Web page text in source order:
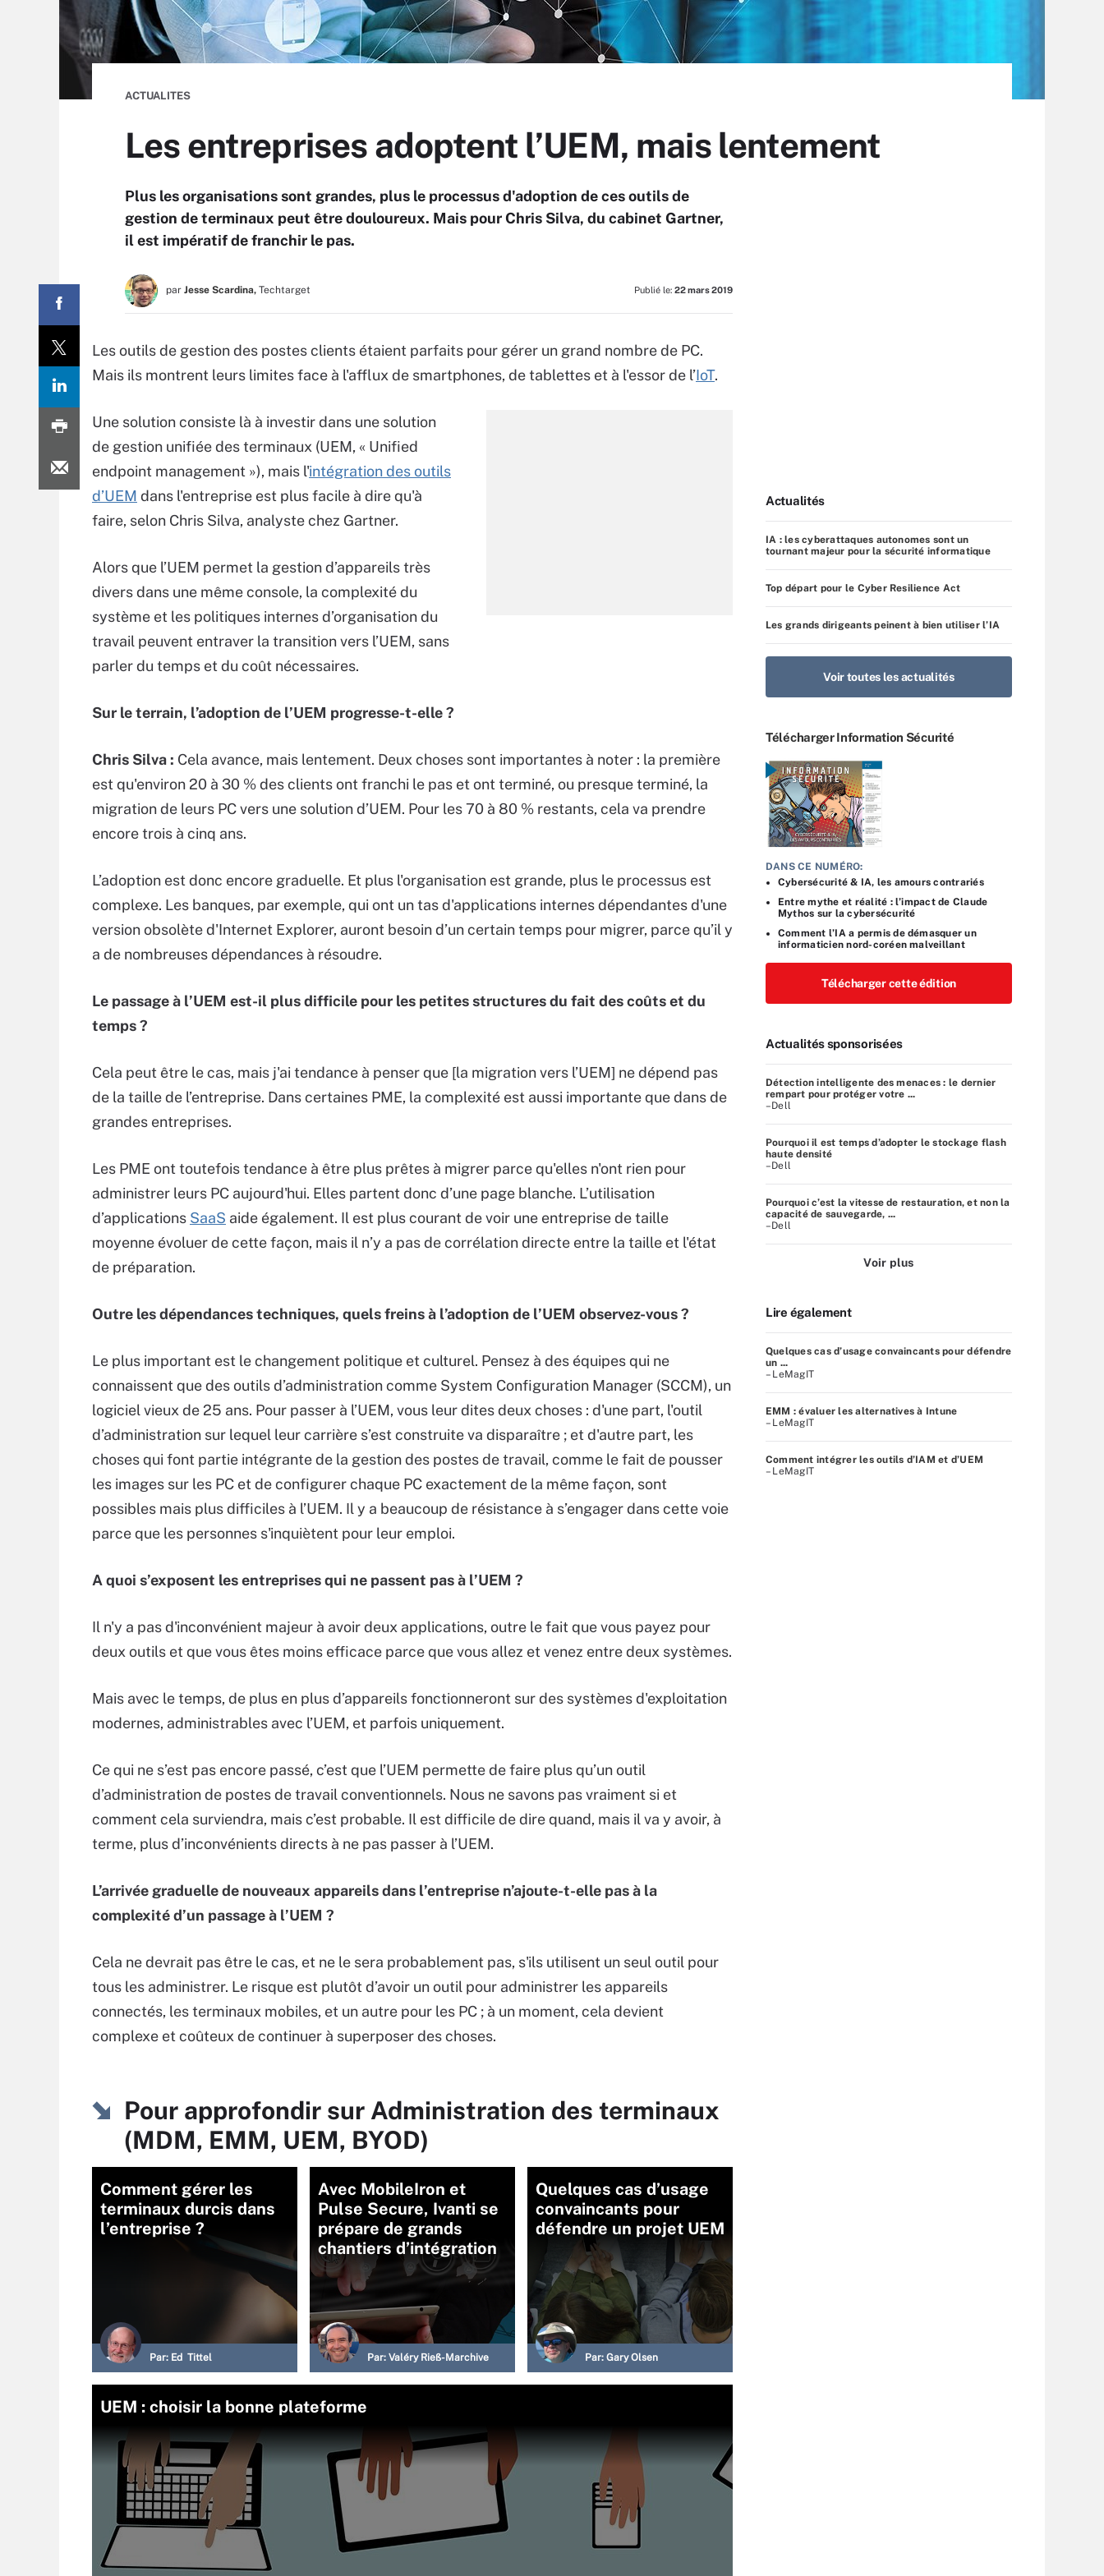
ACTUALITES
Les entreprises adoptent l’UEM, mais lentement
Plus les organisations sont grandes, plus le processus d'adoption de ces outils de
gestion de terminaux peut être douloureux. Mais pour Chris Silva, du cabinet Gartner,
il est impératif de franchir le pas.
par Jesse Scardina, Techtarget Publié le: 22 mars 2019
Les outils de gestion des postes clients étaient parfaits pour gérer un grand nombre de PC.
Mais ils montrent leurs limites face à l'afflux de smartphones, de tablettes et à l'essor de l’IoT.
Une solution consiste là à investir dans une solution
de gestion unifiée des terminaux (UEM, « Unified
endpoint management »), mais l'intégration des outils
d’UEM dans l'entreprise est plus facile à dire qu'à
faire, selon Chris Silva, analyste chez Gartner.
Alors que l’UEM permet la gestion d’appareils très
divers dans une même console, la complexité du
système et les politiques internes d’organisation du
travail peuvent entraver la transition vers l’UEM, sans
parler du temps et du coût nécessaires.
Sur le terrain, l’adoption de l’UEM progresse-t-elle ?
Chris Silva : Cela avance, mais lentement. Deux choses sont importantes à noter : la première
est qu'environ 20 à 30 % des clients ont franchi le pas et ont terminé, ou presque terminé, la
migration de leurs PC vers une solution d’UEM. Pour les 70 à 80 % restants, cela va prendre
encore trois à cinq ans.
L’adoption est donc encore graduelle. Et plus l'organisation est grande, plus le processus est
complexe. Les banques, par exemple, qui ont un tas d'applications internes dépendantes d'une
version obsolète d'Internet Explorer, auront besoin d’un certain temps pour migrer, parce qu’il y
a de nombreuses dépendances à résoudre.
Le passage à l’UEM est-il plus difficile pour les petites structures du fait des coûts et du
temps ?
Cela peut être le cas, mais j'ai tendance à penser que [la migration vers l’UEM] ne dépend pas
de la taille de l’entreprise. Dans certaines PME, la complexité est aussi importante que dans de
grandes entreprises.
Les PME ont toutefois tendance à être plus prêtes à migrer parce qu'elles n'ont rien pour
administrer leurs PC aujourd'hui. Elles partent donc d’une page blanche. L’utilisation
d’applications SaaS aide également. Il est plus courant de voir une entreprise de taille
moyenne évoluer de cette façon, mais il n’y a pas de corrélation directe entre la taille et l'état
de préparation.
Outre les dépendances techniques, quels freins à l’adoption de l’UEM observez-vous ?
Le plus important est le changement politique et culturel. Pensez à des équipes qui ne
connaissent que des outils d’administration comme System Configuration Manager (SCCM), un
logiciel vieux de 25 ans. Pour passer à l’UEM, vous leur dites deux choses : d'une part, l'outil
d’administration sur lequel leur carrière s’est construite va disparaître ; et d'autre part, les
choses qui font partie intégrante de la gestion des postes de travail, comme le fait de pousser
les images sur les PC et de configurer chaque PC exactement de la même façon, sont
possibles mais plus difficiles à l’UEM. Il y a beaucoup de résistance à s’engager dans cette voie
parce que les personnes s'inquiètent pour leur emploi.
A quoi s’exposent les entreprises qui ne passent pas à l’UEM ?
Il n'y a pas d'inconvénient majeur à avoir deux applications, outre le fait que vous payez pour
deux outils et que vous êtes moins efficace parce que vous allez et venez entre deux systèmes.
Mais avec le temps, de plus en plus d’appareils fonctionneront sur des systèmes d'exploitation
modernes, administrables avec l’UEM, et parfois uniquement.
Ce qui ne s’est pas encore passé, c’est que l’UEM permette de faire plus qu’un outil
d’administration de postes de travail conventionnels. Nous ne savons pas vraiment si et
comment cela surviendra, mais c’est probable. Il est difficile de dire quand, mais il va y avoir, à
terme, plus d’inconvénients directs à ne pas passer à l’UEM.
L’arrivée graduelle de nouveaux appareils dans l’entreprise n’ajoute-t-elle pas à la
complexité d’un passage à l’UEM ?
Cela ne devrait pas être le cas, et ne le sera probablement pas, s'ils utilisent un seul outil pour
tous les administrer. Le risque est plutôt d’avoir un outil pour administrer les appareils
connectés, les terminaux mobiles, et un autre pour les PC ; à un moment, cela devient
complexe et coûteux de continuer à superposer des choses.
Pour approfondir sur Administration des terminaux
(MDM, EMM, UEM, BYOD)
Comment gérer les
terminaux durcis dans
l’entreprise ?
Par: Ed Tittel
Avec MobileIron et
Pulse Secure, Ivanti se
prépare de grands
chantiers d’intégration
Par: Valéry Rieß-Marchive
Quelques cas d’usage
convaincants pour
défendre un projet UEM
Par: Gary Olsen
UEM : choisir la bonne plateforme
Actualités
IA : les cyberattaques autonomes sont un
tournant majeur pour la sécurité informatique
Top départ pour le Cyber Resilience Act
Les grands dirigeants peinent à bien utiliser l’IA
Voir toutes les actualités
Télécharger Information Sécurité
DANS CE NUMÉRO:
Cybersécurité & IA, les amours contrariés
Entre mythe et réalité : l’impact de Claude
Mythos sur la cybersécurité
Comment l’IA a permis de démasquer un
informaticien nord-coréen malveillant
Télécharger cette édition
Actualités sponsorisées
Détection intelligente des menaces : le dernier
rempart pour protéger votre ...
–Dell
Pourquoi il est temps d’adopter le stockage flash
haute densité
–Dell
Pourquoi c’est la vitesse de restauration, et non la
capacité de sauvegarde, ...
–Dell
Voir plus
Lire également
Quelques cas d’usage convaincants pour défendre
un ...
– LeMagIT
EMM : évaluer les alternatives à Intune
– LeMagIT
Comment intégrer les outils d’IAM et d’UEM
– LeMagIT